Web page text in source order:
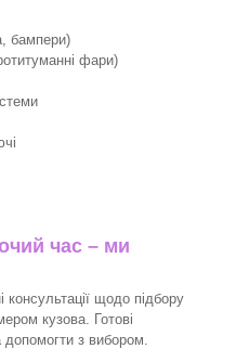
бампери)
фари)
час – ми
щодо підбору
кузова. Готові
допомогти з вибором.